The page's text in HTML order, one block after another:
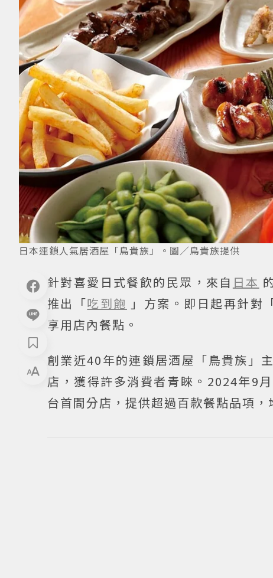
日本連鎖人氣居酒屋「鳥貴族」。圖／鳥貴族提供
針對喜愛日式餐飲的民眾，來自 日本
推出「吃到飽 」方案。即日起再針對
享用店內餐點。
創業近40年的連鎖居酒屋「鳥貴族」
店，獲得許多消費者青睞。2024年9
台首間分店，提供超過百款餐點品項，